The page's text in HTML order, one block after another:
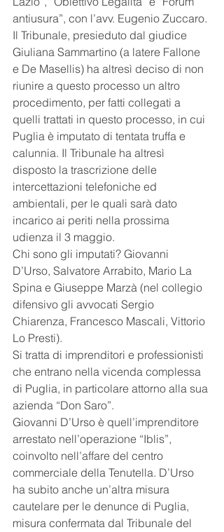
antiusura”, con l’avv. Eugenio Zuccaro.
Il Tribunale, presieduto dal giudice
Giuliana Sammartino (a latere Fallone
e De Masellis) ha altresì deciso di non
riunire a questo processo un altro
procedimento, per fatti collegati a
quelli trattati in questo processo, in cui
Puglia è imputato di tentata truffa e
calunnia. Il Tribunale ha altresì
disposto la trascrizione delle
intercettazioni telefoniche ed
ambientali, per le quali sarà dato
incarico ai periti nella prossima
udienza il 3 maggio.
Chi sono gli imputati? Giovanni
D’Urso, Salvatore Arrabito, Mario La
Spina e Giuseppe Marzà (nel collegio
difensivo gli avvocati Sergio
Chiarenza, Francesco Mascali, Vittorio
Lo Presti).
Si tratta di imprenditori e professionisti
che entrano nella vicenda complessa
di Puglia, in particolare attorno alla sua
azienda “Don Saro”.
Giovanni D’Urso è quell’imprenditore
arrestato nell’operazione “Iblis”,
coinvolto nell’affare del centro
commerciale della Tenutella. D’Urso
ha subito anche un’altra misura
cautelare per le denunce di Puglia,
misura confermata dal Tribunale del